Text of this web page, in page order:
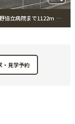
【病院】桑野協立病院まで1122m 桑野協立病院